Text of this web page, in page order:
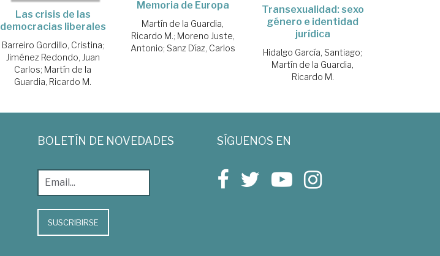
Las crisis de las
democracias liberales
Barreiro Gordillo, Cristina;
Jiménez Redondo, Juan
Carlos; Martín de la
Guardia, Ricardo M.
Memoria de Europa
Martín de la Guardia,
Ricardo M.; Moreno Juste,
Antonio; Sanz Díaz, Carlos
Transexualidad: sexo
género e identidad
jurídica
Hidalgo García, Santiago;
Martín de la Guardia,
Ricardo M.
BOLETÍN DE NOVEDADES
SUSCRIBIRSE
SÍGUENOS EN